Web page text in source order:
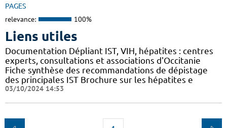
PAGES
relevance: 100%
Liens utiles
Documentation Dépliant IST, VIH, hépatites : centres
experts, consultations et associations d'Occitanie
Fiche synthèse des recommandations de dépistage
des principales IST Brochure sur les hépatites e
03/10/2024 14:53